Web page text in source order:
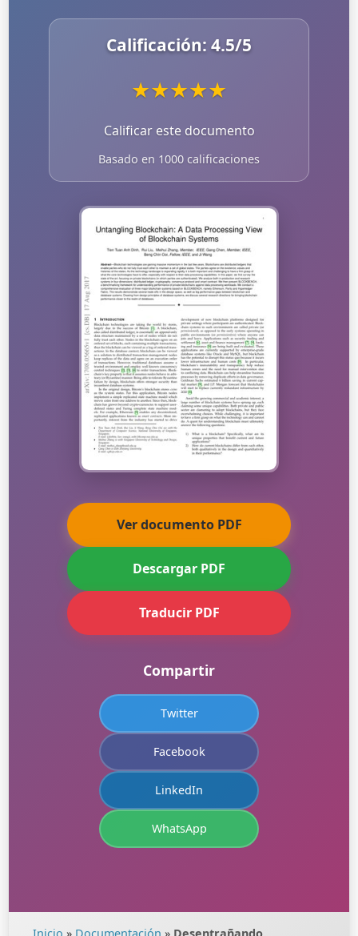
Calificación: 4.5/5
★★★★★
Calificar este documento
Basado en 1000 calificaciones
Ver documento PDF
Descargar PDF
Traducir PDF
Compartir
Twitter
Facebook
LinkedIn
WhatsApp